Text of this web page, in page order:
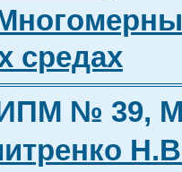
средах
№ 39,